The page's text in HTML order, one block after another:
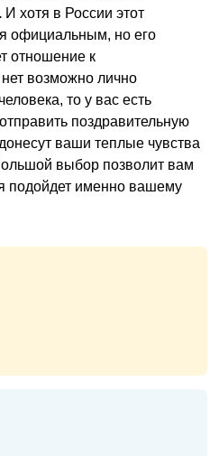
. И хотя в России этот
официальным, но его
отношение к
возможно лично
то у вас есть
поздравительную
ваши теплые чувства
выбор позволит вам
подойдет именно вашему